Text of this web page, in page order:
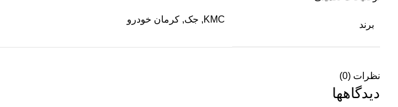
برند
KMC, جک, کرمان خودرو
نظرات (0)
دیدگاهها